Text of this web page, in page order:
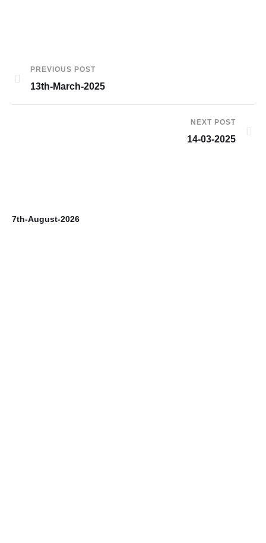
PREVIOUS POST
13th-March-2025
NEXT POST
14-03-2025
7th-August-2026